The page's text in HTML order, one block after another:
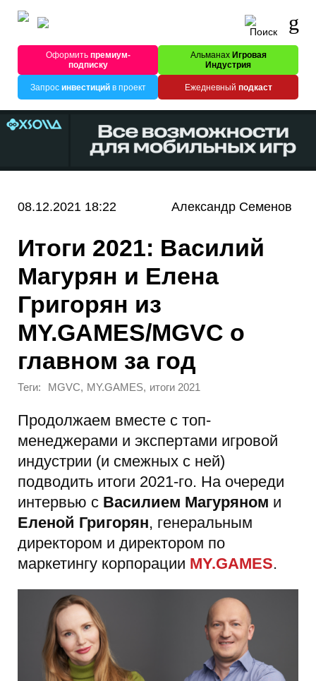
Оформитьпремиум-
подписку
Альманах Игровая
Индустрия
Запрос инвестицийв проект Ежедневный подкаст
08.12.2021 18:22 Александр Семенов
Итоги 2021: Василий
Магурян и Елена
Григорян из
MY.GAMES/MGVC о
главном за год
Теги: MGVC, MY.GAMES, итоги 2021
Продолжаем вместе с топ-
менеджерами и экспертами игровой
индустрии (и смежных с ней)
подводить итоги 2021-го. На очереди
интервью с Василием Магуряном и
Еленой Григорян, генеральным
директором и директором по
маркетингу корпорации MY.GAMES.